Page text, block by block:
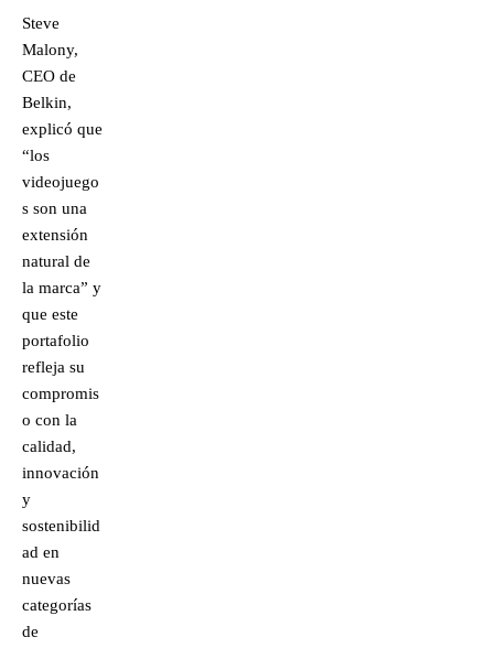
Steve
Malony,
CEO de
Belkin,
explicó que
“los
videojuego
s son una
extensión
natural de
la marca” y
que este
portafolio
refleja su
compromis
o con la
calidad,
innovación
y
sostenibilid
ad en
nuevas
categorías
de